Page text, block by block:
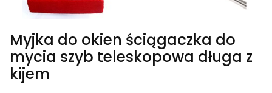
Myjka do okien ściągaczka do
mycia szyb teleskopowa długa z
kijem